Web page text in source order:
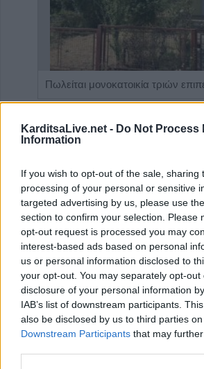
KarditsaLive.net - Do Not Process
Information
If you wish to opt-out of the sale, sharing
processing of your personal or sensitive
targeted advertising by us, please use
section to confirm your selection. Please
opt-out request is processed you may
interest-based ads based on personal
us or personal information disclosed to
your opt-out. You may separately opt-
disclosure of your personal information
IAB’s list of downstream participants.
also be disclosed by us to third parties
Downstream Participants that may
ΤΕΛΕΥΤΑΙΑ ΝΕΑ
Την Δευτέρα 10 Αυγούστου η
Κωνσταντίνου Πλεξίδα
8 Αυγούστου 2026, 19:13